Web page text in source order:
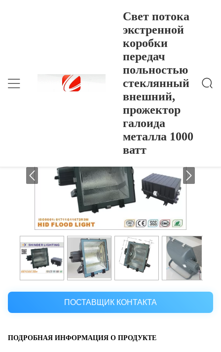
Свет потока
экстренной
коробки
передач
польностью
стеклянный
внешний,
прожектор
галоида
металла 1000
ватт
Свет Потока Экстренной Коробки Передач Польн
Остью Стеклянный Внешний, Прожектор Галоида
Металла 1000 Ватт
Свет потока экстренной коробки
передач польностью стеклянный
внешний, прожектор галоида металла
ПОСТАВЩИК КОНТАКТА
ПОДРОБНАЯ ИНФОРМАЦИЯ О ПРОДУКТЕ